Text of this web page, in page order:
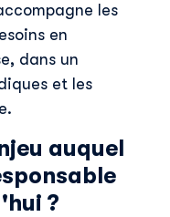
les
en
dans un
et les
auquel
?